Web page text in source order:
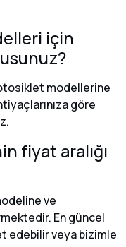
için
modellerine
göre
fiyat aralığı
ve
En güncel
edebilir veya bizimle